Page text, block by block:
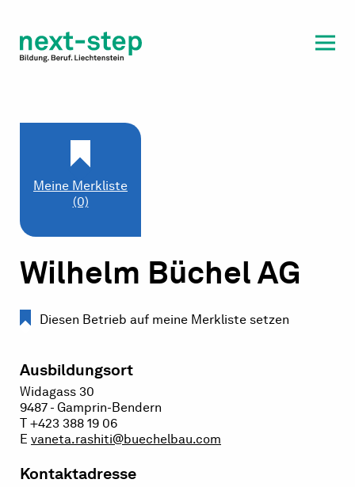
Beratung & Unterstützung
Wilhelm Büchel AG
Diesen Betrieb auf meine Merkliste setzen
Ausbildungsort
Widagass 30
9487 - Gamprin-Bendern
T +423 388 19 06
E vaneta.rashiti@buechelbau.com
Kontaktadresse
Meine Merkliste
(0)